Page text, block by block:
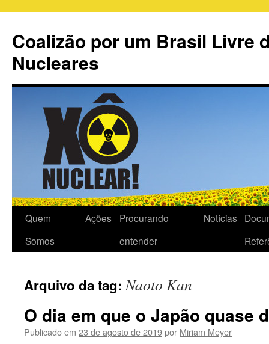
Coalizão por um Brasil Livre
Nucleares
Quem
Somos
Ações
Procurando
entender
Notícias
Arquivo da tag:Naoto Kan
O dia em que o Japão quase
Publicado em 23 de agosto de 2019por Miriam Meyer